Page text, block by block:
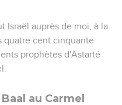
Israël auprès de moi, à la
quatre cent cinquante
prophètes d'Astarté
au Carmel